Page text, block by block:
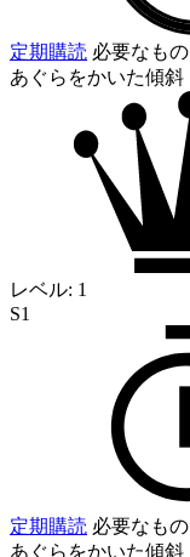
定期購読 必要なもの
あぐらをかいた傾斜
レベル: 1
S1
定期購読 必要なもの
あぐらをかいた傾斜